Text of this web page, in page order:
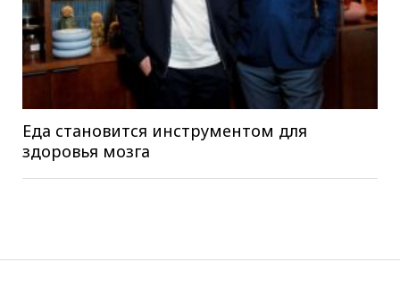
Еда становится инструментом для
здоровья мозга